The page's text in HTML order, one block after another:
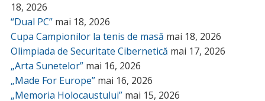
18, 2026
“Dual PC” mai 18, 2026
Cupa Campionilor la tenis de masă mai 18, 2026
Olimpiada de Securitate Cibernetică mai 17, 2026
„Arta Sunetelor” mai 16, 2026
„Made For Europe” mai 16, 2026
„Memoria Holocaustului” mai 15, 2026